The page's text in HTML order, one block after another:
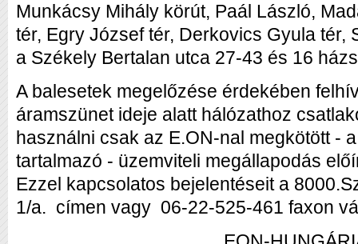
Munkácsy Mihály körút, Paál László,
tér, Egry József tér, Derkovics Gyula tér,
a Székely Bertalan utca 27-43 és 16
A balesetek megelőzése érdekében
áramszünet ideje alatt hálózathoz
használni csak az E.ON-nal megkötött -
tartalmazó - üzemviteli megállapodás
Ezzel kapcsolatos bejelentéseit a
1/a. címen vagy 06-22-525-461 faxon